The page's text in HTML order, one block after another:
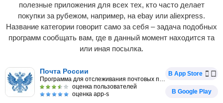
полезные приложения для всех тех, кто часто делает
покупки за рубежом, например, на ebay или aliexpress.
Название категории говорит само за себя – задача подобных
программ сообщать вам, где в данный момент находится та
или иная посылка.
Почта России
Программа для отслеживания почтовых посылок
оценка пользователей
оценка app-s
В App Store
В Google Play